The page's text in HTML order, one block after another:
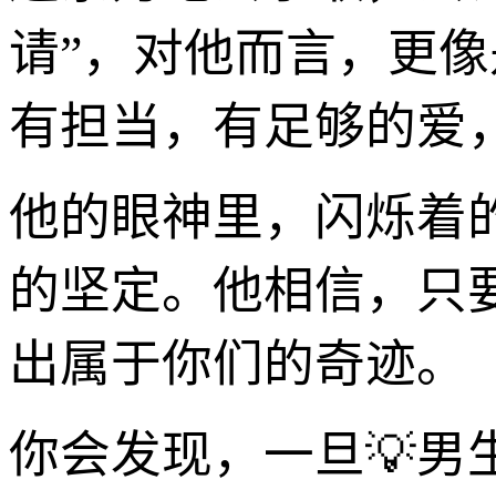
请”，对他而言，更
有担当，有足够的爱
他的眼神里，闪烁着
的坚定。他相信，只
出属于你们的奇迹。
你会发现，一旦💡男